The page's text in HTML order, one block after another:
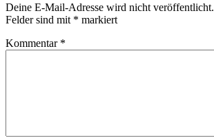
Deine E-Mail-Adresse wird nicht veröffentlicht.
Felder sind mit * markiert
Kommentar *